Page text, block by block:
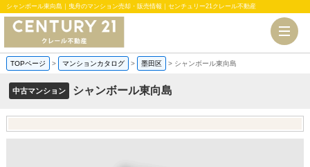
シャンボール東向島｜曳舟のマンション売却・販売情報｜センチュリー21クレール不動産
TOPページ > マンションカタログ > 墨田区 > シャンボール東向島
中古マンション シャンボール東向島